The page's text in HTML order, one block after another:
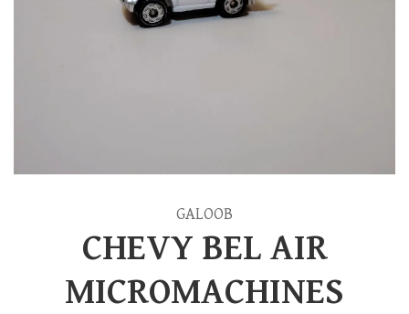
GALOOB
CHEVY BEL AIR
MICROMACHINES